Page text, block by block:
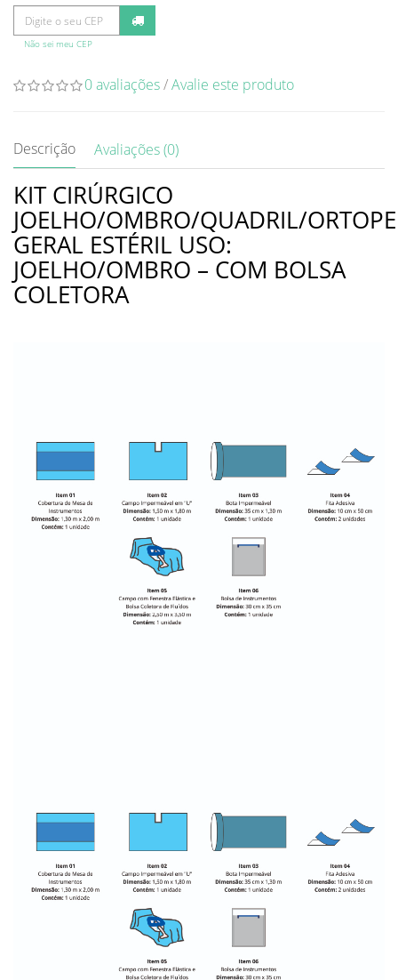
Não sei meu CEP
0 avaliações/Avalie este produto
Descrição Avaliações (0)
KIT CIRÚRGICO
JOELHO/OMBRO/QUADRIL/
GERAL ESTÉRIL USO:
JOELHO/OMBRO – COM BOLSA
COLETORA